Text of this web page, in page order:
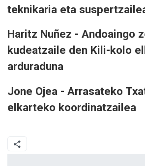
teknikaria eta
Haritz Nuñez - Andoaingo
kudeatzaile den Kili-kolo
arduraduna
Jone Ojea - Arrasateko
elkarteko koordinatzailea